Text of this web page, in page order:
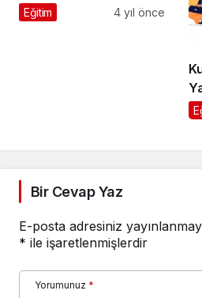
Okuma Yazma Seti
Eğitim 4 yıl önce
Bir Cevap Yaz
E-posta adresiniz
* ile işaretlenmişlerdir
Yorumunuz *